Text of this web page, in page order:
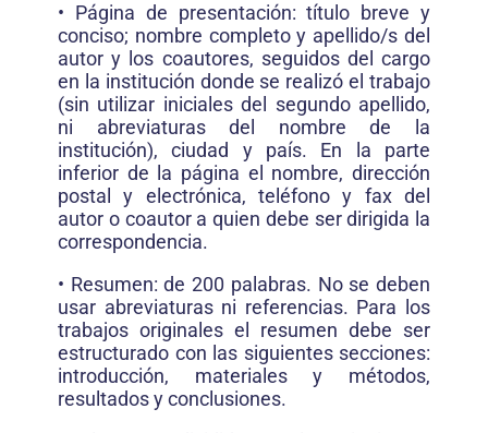
• Página de presentación: título breve y
conciso; nombre completo y apellido/s del
autor y los coautores, seguidos del cargo
en la institución donde se realizó el trabajo
(sin utilizar iniciales del segundo apellido,
ni abreviaturas del nombre de la
institución), ciudad y país. En la parte
inferior de la página el nombre, dirección
postal y electrónica, teléfono y fax del
autor o coautor a quien debe ser dirigida la
correspondencia.
• Resumen: de 200 palabras. No se deben
usar abreviaturas ni referencias. Para los
trabajos originales el resumen debe ser
estructurado con las siguientes secciones:
introducción, materiales y métodos,
resultados y conclusiones.